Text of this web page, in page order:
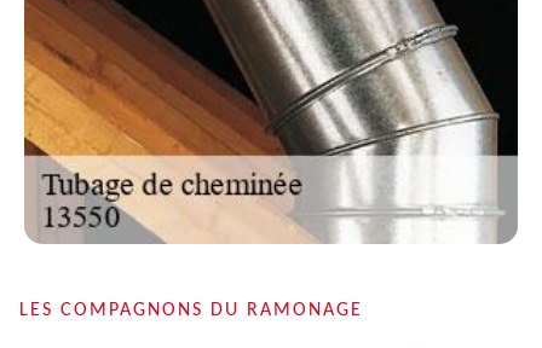
LES COMPAGNONS DU RAMONAGE